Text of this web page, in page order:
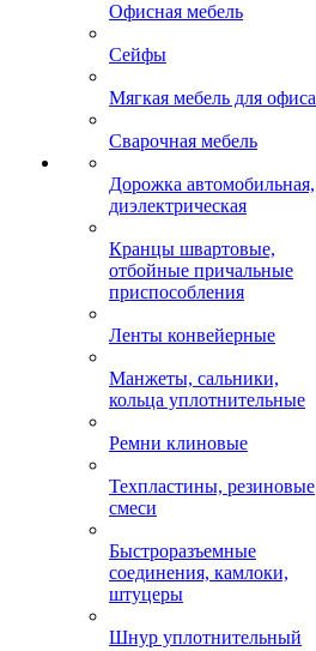
Офисная мебель
Сейфы
Мягкая мебель для офиса
Сварочная мебель
Дорожка автомобильная,
диэлектрическая
Кранцы швартовые,
отбойные причальные
приспособления
Ленты конвейерные
Манжеты, сальники,
кольца уплотнительные
Ремни клиновые
Техпластины, резиновые
смеси
Быстроразъемные
соединения, камлоки,
штуцеры
Шнур уплотнительный